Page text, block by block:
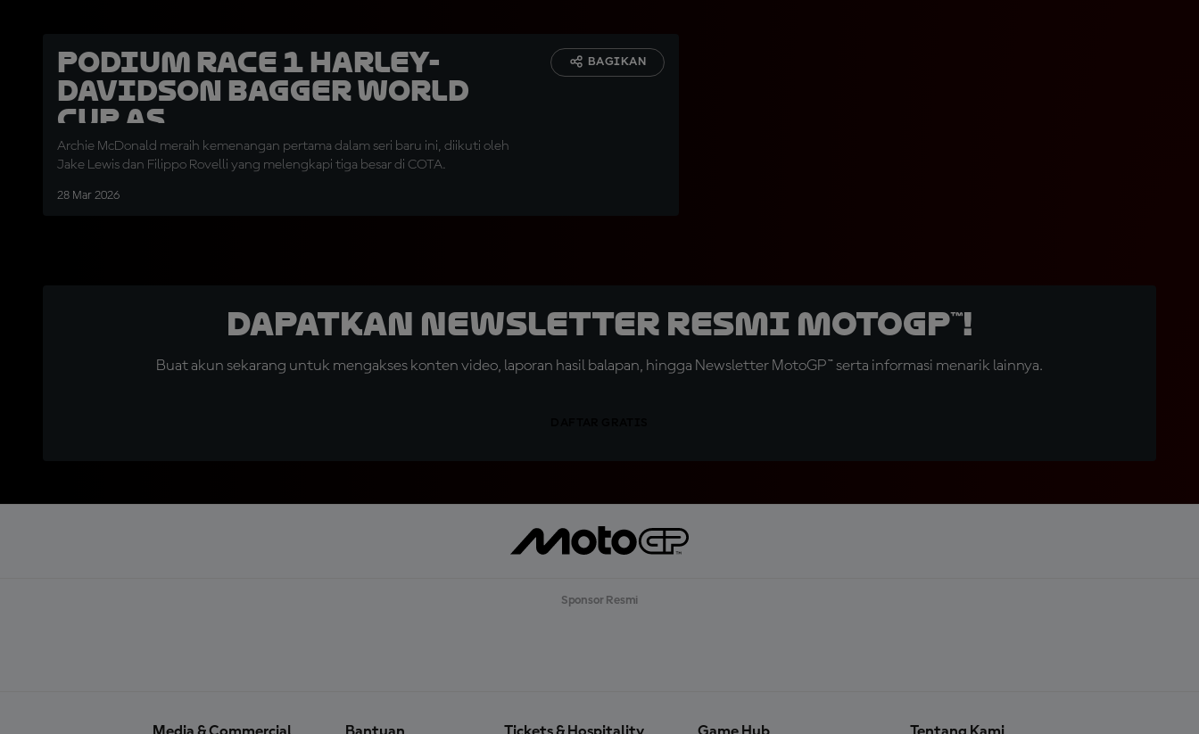
Podium Race 1 Harley-
Davidson Bagger World
Cup AS
Archie McDonald meraih kemenangan pertama dalam seri baru ini, diikuti oleh
Jake Lewis dan Filippo Rovelli yang melengkapi tiga besar di COTA.
28 Mar 2026
BAGIKAN
Dapatkan Newsletter Resmi MotoGP™!
Buat akun sekarang untuk mengakses konten video, laporan hasil balapan, hingga Newsletter MotoGP™ serta informasi menarik lainnya.
Sponsor Resmi